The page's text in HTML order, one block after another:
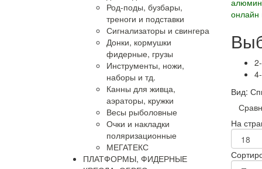
Род-поды, бузбары,
треноги и подставки
Сигнализаторы и свингера
Донки, кормушки
фидерные, грузы
Инструменты, ножи,
наборы и тд.
Канны для живца,
аэраторы, кружки
Весы рыболовные
Очки и накладки
поляризационные
МЕГАТЕКС
ПЛАТФОРМЫ, ФИДЕРНЫЕ
онлайн
Вид:
На